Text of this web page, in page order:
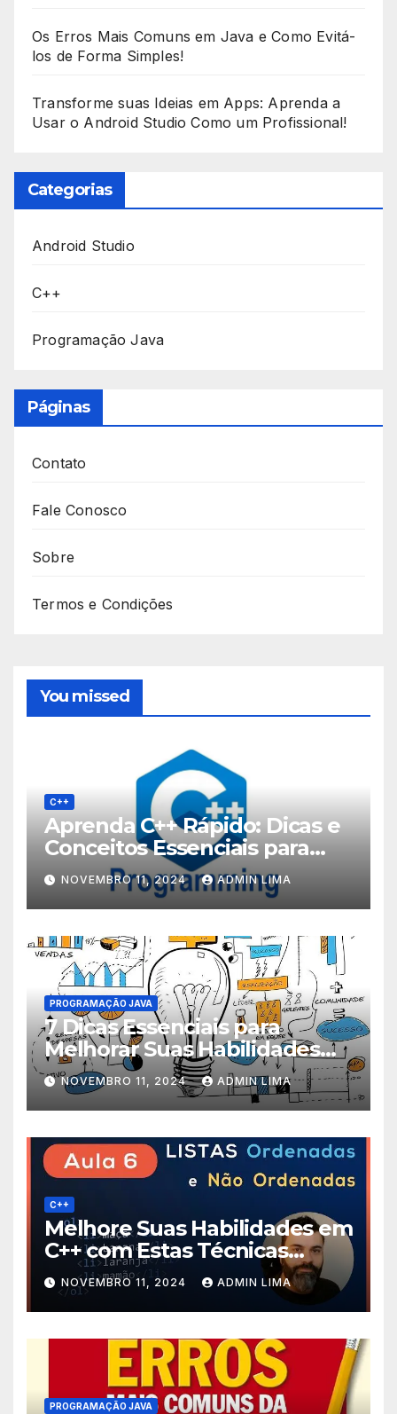
Os Erros Mais Comuns em Java e Como Evitá-
los de Forma Simples!
Transforme suas Ideias em Apps: Aprenda a
Usar o Android Studio Como um Profissional!
Categorias
Android Studio
C++
Programação Java
Páginas
Contato
Fale Conosco
Sobre
Termos e Condições
You missed
C++
Aprenda C++ Rápido: Dicas e
Conceitos Essenciais para
Iniciantes!
NOVEMBRO 11, 2024 ADMIN LIMA
PROGRAMAÇÃO JAVA
7 Dicas Essenciais para
Melhorar Suas Habilidades
em Programação Java!
NOVEMBRO 11, 2024 ADMIN LIMA
C++
Melhore Suas Habilidades em
C++ com Estas Técnicas
Avançadas de Programação!
NOVEMBRO 11, 2024 ADMIN LIMA
PROGRAMAÇÃO JAVA